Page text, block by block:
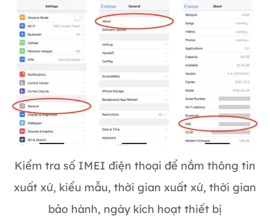
Kiểm tra số IMEI điện thoại để nắm thông tin
xuất xứ, kiểu mẫu, thời gian xuất xứ, thời gian
bảo hành, ngày kích hoạt thiết bị